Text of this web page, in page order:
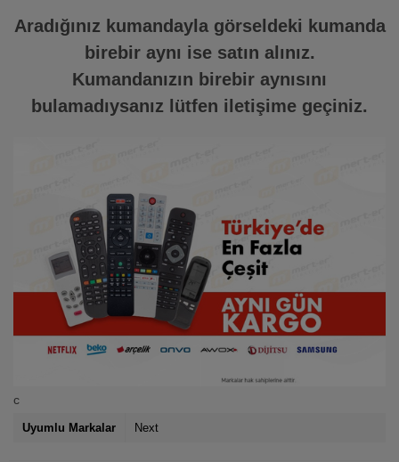
Aradığınız kumandayla görseldeki kumanda
birebir aynı ise satın alınız.
Kumandanızın birebir aynısını
bulamadıysanız lütfen iletişime geçiniz.
c
Uyumlu Markalar Next